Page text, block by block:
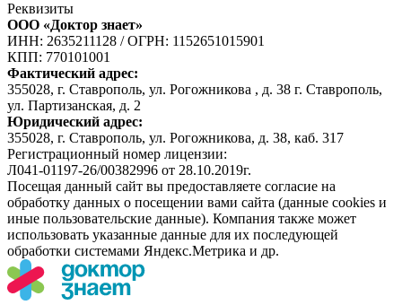
Реквизиты
ООО «Доктор знает»
ИНН: 2635211128 /ОГРН: 1152651015901
КПП: 770101001
Фактический адрес:
355028, г. Ставрополь, ул. Рогожникова , д. 38 г. Ставрополь,
ул. Партизанская, д. 2
Юридический адрес:
355028, г. Ставрополь, ул. Рогожникова, д. 38, каб. 317
Регистрационный номер лицензии:
Л041-01197-26/00382996 от 28.10.2019г.
Посещая данный сайт вы предоставляете согласие на
обработку данных о посещении вами сайта (данные cookies и
иные пользовательские данные). Компания также может
использовать указанные данные для их последующей
обработки системами Яндекс.Метрика и др.